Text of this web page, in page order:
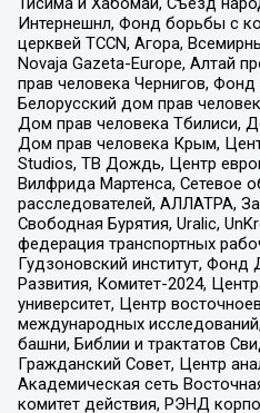
Интернешнл, Фонд борьбы с
церквей TCCN, Агора,
Novaja Gazeta-Europe, Алтай
прав человека Чернигов,
Белорусский дом прав
Дом прав человека Тбилиси,
Дом прав человека Крым,
Studios, ТВ Дождь, Центр
Вилфрида Мартенса, Сетевое
расследователей, АЛЛАТРА,
Свободная Бурятия, Uralic,
федерация транспортных
Гудзоновский институт, Фонд
Развития, Комитет-2024,
университет, Центр
международных
башни, Библии и трактатов
Гражданский Совет, Центр
Академическая сеть
комитет действия, РЭНД